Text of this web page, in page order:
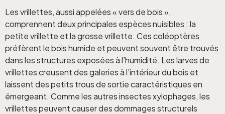
Les vrillettes, aussi appelées « vers de bois »,
comprennent deux principales espèces nuisibles : la
petite vrillette et la grosse vrillette. Ces coléoptères
préfèrent le bois humide et peuvent souvent être trouvés
dans les structures exposées à l’humidité. Les larves de
vrillettes creusent des galeries à l’intérieur du bois et
laissent des petits trous de sortie caractéristiques en
émergeant. Comme les autres insectes xylophages, les
vrillettes peuvent causer des dommages structurels